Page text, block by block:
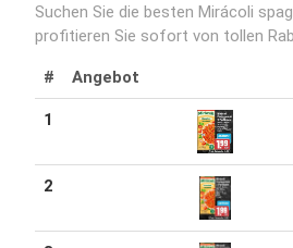
Suchen Sie die besten Mirácoli
profitieren Sie sofort von tollen
# Angebot
1
2